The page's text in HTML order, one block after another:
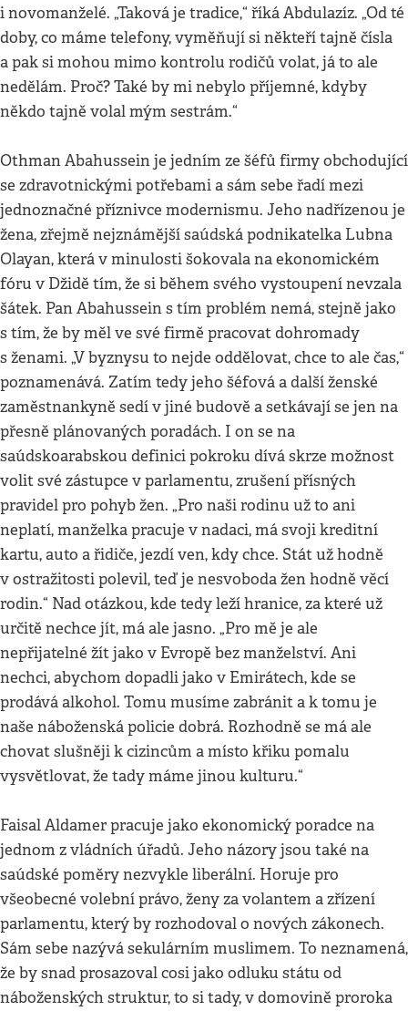
i novomanželé. „Taková je tradice,“ říká Abdulazíz. „Od té
doby, co máme telefony, vyměňují si někteří tajně čísla
a pak si mohou mimo kontrolu rodičů volat, já to ale
nedělám. Proč? Také by mi nebylo příjemné, kdyby
někdo tajně volal mým sestrám.“
Othman Abahussein je jedním ze šéfů firmy obchodující
se zdravotnickými potřebami a sám sebe řadí mezi
jednoznačné příznivce modernismu. Jeho nadřízenou je
žena, zřejmě nejznámější saúdská podnikatelka Lubna
Olayan, která v minulosti šokovala na ekonomickém
fóru v Džidě tím, že si během svého vystoupení nevzala
šátek. Pan Abahussein s tím problém nemá, stejně jako
s tím, že by měl ve své firmě pracovat dohromady
s ženami. „V byznysu to nejde oddělovat, chce to ale čas,“
poznamenává. Zatím tedy jeho šéfová a další ženské
zaměstnankyně sedí v jiné budově a setkávají se jen na
přesně plánovaných poradách. I on se na
saúdskoarabskou definici pokroku dívá skrze možnost
volit své zástupce v parlamentu, zrušení přísných
pravidel pro pohyb žen. „Pro naši rodinu už to ani
neplatí, manželka pracuje v nadaci, má svoji kreditní
kartu, auto a řidiče, jezdí ven, kdy chce. Stát už hodně
v ostražitosti polevil, teď je nesvoboda žen hodně věcí
rodin.“ Nad otázkou, kde tedy leží hranice, za které už
určitě nechce jít, má ale jasno. „Pro mě je ale
nepřijatelné žít jako v Evropě bez manželství. Ani
nechci, abychom dopadli jako v Emirátech, kde se
prodává alkohol. Tomu musíme zabránit a k tomu je
naše náboženská policie dobrá. Rozhodně se má ale
chovat slušněji k cizincům a místo křiku pomalu
vysvětlovat, že tady máme jinou kulturu.“
Faisal Aldamer pracuje jako ekonomický poradce na
jednom z vládních úřadů. Jeho názory jsou také na
saúdské poměry nezvykle liberální. Horuje pro
všeobecné volební právo, ženy za volantem a zřízení
parlamentu, který by rozhodoval o nových zákonech.
Sám sebe nazývá sekulárním muslimem. To neznamená,
že by snad prosazoval cosi jako odluku státu od
náboženských struktur, to si tady, v domovině proroka